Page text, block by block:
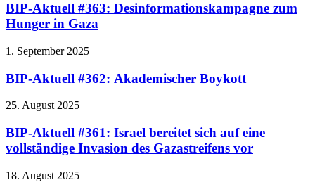
BIP-Aktuell #363: Desinformationskampagne zum
Hunger in Gaza
1. September 2025
BIP-Aktuell #362: Akademischer Boykott
25. August 2025
BIP-Aktuell #361: Israel bereitet sich auf eine
vollständige Invasion des Gazastreifens vor
18. August 2025